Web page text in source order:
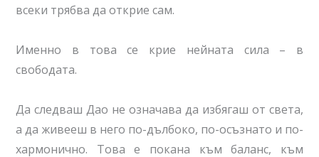
всеки трябва да открие сам.
Именно в това се крие нейната сила – в
свободата.
Да следваш Дао не означава да избягаш от света,
а да живееш в него по-дълбоко, по-осъзнато и по-
хармонично. Това е покана към баланс, към